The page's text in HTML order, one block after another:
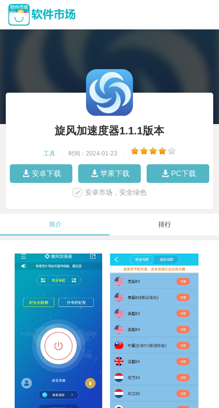
旋风加速度器1.1.1版本
工具 时间：2024-01-23
安卓下载 苹果下载 PC下载
安卓市场，安全绿色
简介 排行